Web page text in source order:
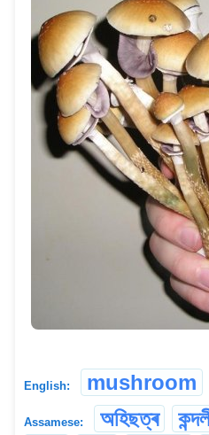
English: mushroom
Assamese: অহিছত্ৰ